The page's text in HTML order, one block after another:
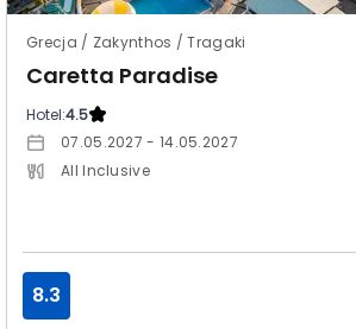
Grecja / Zakynthos / Tragaki
Caretta Paradise
Hotel:4.5
07.05.2027 - 14.05.2027
All Inclusive
8.3